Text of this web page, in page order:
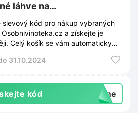
láhve na
slevový kód pro nákup vybraných
Osobnivinoteka.cz a získejte je
Celý košík se vám automaticky
31.10.2024
kód wine